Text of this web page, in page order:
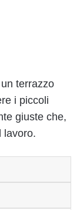
terrazzo
i piccoli
giuste che,
lavoro.